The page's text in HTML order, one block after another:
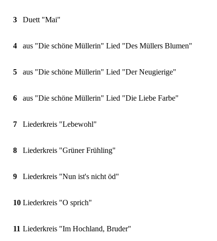
3 Duett "Mai"
4 aus "Die schöne Müllerin" Lied "Des Müllers Blumen"
5 aus "Die schöne Müllerin" Lied "Der Neugierige"
6 aus "Die schöne Müllerin" Lied "Die Liebe Farbe"
7 Liederkreis "Lebewohl"
8 Liederkreis "Grüner Frühling"
9 Liederkreis "Nun ist's nicht öd"
10 Liederkreis "O sprich"
11 Liederkreis "Im Hochland, Bruder"